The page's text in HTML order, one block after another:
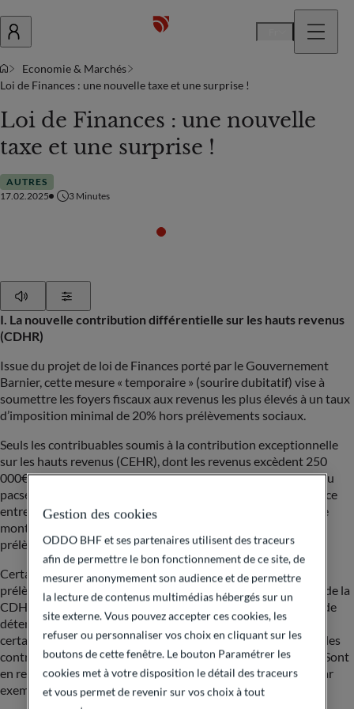
Economie & Marchés
Loi de Finances : une nouvelle taxe et une surprise !
Loi de Finances : une nouvelle
taxe et une surprise !
AUTRES
17.02.2025
3 Minutes
I. La nouvelle contribution différentielle sur les hauts revenus
(CDHR)
Issue du projet de loi de Finances porté par le Gouvernement
Barnier, cette mesure « temporaire » (sourire dubitatif) vise à
soumettre les foyers fiscaux aux revenus les plus élevés à un taux
d’imposition minimal de 20% hors prélèvements sociaux.
Seuls les contribuables soumis à la contribution exceptionnelle
sur les hauts revenus (CEHR), dont les revenus excèdent 250
000€ pour un célibataire et 500 000€ pour un couple marié ou
pacsé, seront concernés. La CDHR correspondra à la différence
entre 20% du revenu fiscal de référence du foyer retraité et le
montant des impôts retraités acquittés par le foyer, hors
prélèvements sociaux.
Certains abattements, revenus exonérés ou soumis à un
prélèvement libératoire seront réintégrés au revenu au sens de la
CDHR. C’est notamment le cas des abattements pour durée de
détention sur valeurs mobilières, des distributions issues de
certains fonds de private equity exonérés ou des rachats sur les
contrats d’assurance-vie soumis au prélèvement libératoire. Sont
en revanche exclus les retraits sur les PEA de plus de 5 ans par
exemple.
Gestion des cookies
ODDO BHF et ses partenaires utilisent des traceurs
afin de permettre le bon fonctionnement de ce site, de
mesurer anonymement son audience et de permettre
la lecture de contenus multimédias hébergés sur un
site externe. Vous pouvez accepter ces cookies, les
refuser ou personnaliser vos choix en cliquant sur les
boutons de cette fenêtre. Le bouton Paramétrer les
cookies met à votre disposition le détail des traceurs
et vous permet de revenir sur vos choix à tout